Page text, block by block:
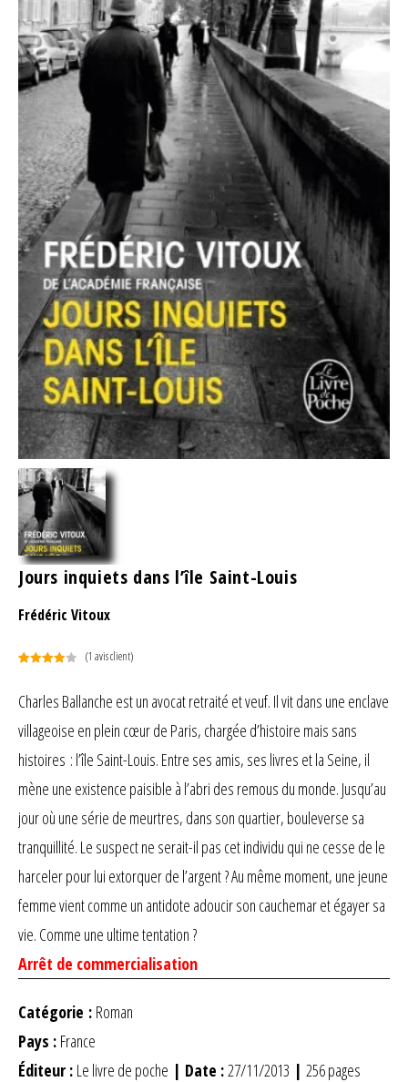
Jours inquiets dans l’île Saint-Louis
Frédéric Vitoux
basé
sur
notation
client
(1 avis client)
Charles Ballanche est un avocat retraité et veuf. Il vit dans une enclave
villageoise en plein cœur de Paris, chargée d’histoire mais sans
histoires : l’île Saint-Louis. Entre ses amis, ses livres et la Seine, il
mène une existence paisible à l’abri des remous du monde. Jusqu’au
jour où une série de meurtres, dans son quartier, bouleverse sa
tranquillité. Le suspect ne serait-il pas cet individu qui ne cesse de le
harceler pour lui extorquer de l’argent ? Au même moment, une jeune
femme vient comme un antidote adoucir son cauchemar et égayer sa
vie. Comme une ultime tentation ?
Arrêt de commercialisation
Catégorie : Roman
Pays : France
Éditeur : Le livre de poche | Date :27/11/2013 | 256 pages